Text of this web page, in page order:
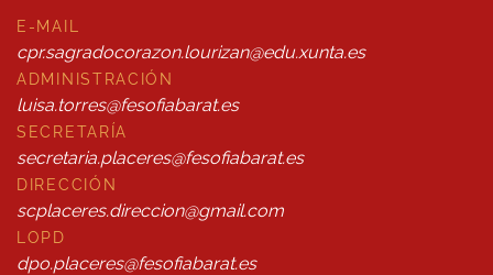
E-MAIL
cpr.sagradocorazon.lourizan@edu.xunta.es
ADMINISTRACIÓN
luisa.torres@fesofiabarat.es
SECRETARÍA
secretaria.placeres@fesofiabarat.es
DIRECCIÓN
scplaceres.direccion@gmail.com
LOPD
dpo.placeres@fesofiabarat.es